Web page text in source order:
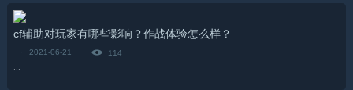
cf辅助对玩家有哪些影响？作战体验怎么样？
· 2021-06-21
114